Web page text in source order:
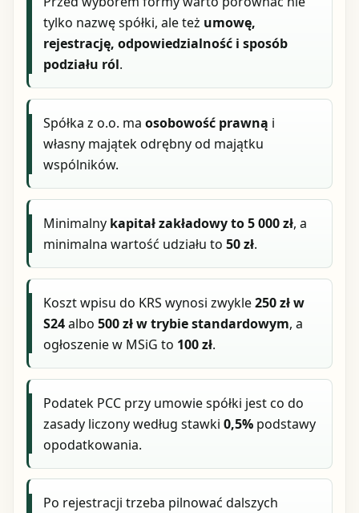
tylko nazwę spółki, ale też umowę,
rejestrację, odpowiedzialność i sposób
podziału ról.
Spółka z o.o. maosobowość prawną i
własny majątek odrębny od majątku
wspólników.
Minimalny kapitał zakładowy to 5 000 zł, a
minimalna wartość udziału to50 zł.
Koszt wpisu do KRS wynosi zwykle250 zł w
S24albo500 zł w trybie standardowym, a
ogłoszenie w MSiG to 100 zł.
Podatek PCC przy umowie spółki jest co do
zasady liczony według stawki0,5% podstawy
opodatkowania.
Po rejestracji trzeba pilnować dalszych